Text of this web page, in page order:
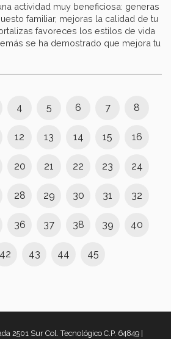
actividad muy beneficiosa: generas
familiar, mejoras la calidad de tu
favoreces los estilos de vida
se ha demostrado que mejora tu
4 5 6 7 8
12 13 14 15 16
20 21 22 23 24
28 29 30 31 32
36 37 38 39 40
42 43 44 45
2501 Sur Col. Tecnológico C.P. 64849 |